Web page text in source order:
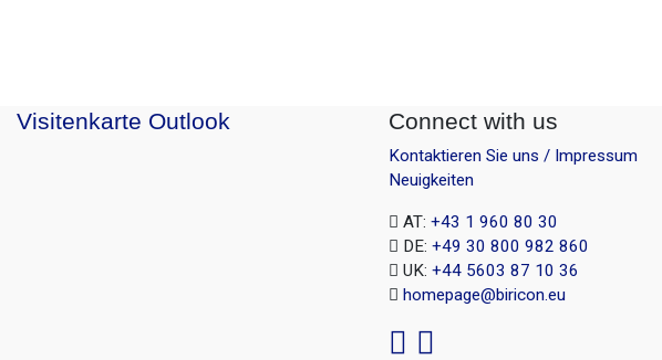
Visitenkarte Outlook Connect with us
Kontaktieren Sie uns / Impressum
Neuigkeiten
AT: +43 1 960 80 30
DE: +49 30 800 982 860
UK: +44 5603 87 10 36
homepage@biricon.eu